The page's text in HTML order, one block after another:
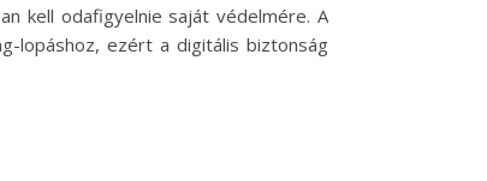
kell odafigyelnie saját védelmére. A
lopáshoz, ezért a digitális biztonság